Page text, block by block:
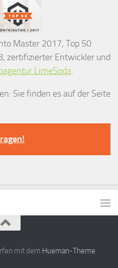
Master 2017, Top 50
zertifizierter Entwickler und
LimeSoda.
Sie finden es auf der Seite
mit dem Hueman-Theme